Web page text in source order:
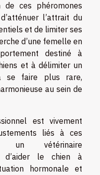
ces phéromones
l’attrait du
et de limiter ses
d’une femelle en
destiné à
et à délimiter un
se faire plus rare,
au sein de
est vivement
liés à ces
un vétérinaire
d’aider le chien à
hormonale et